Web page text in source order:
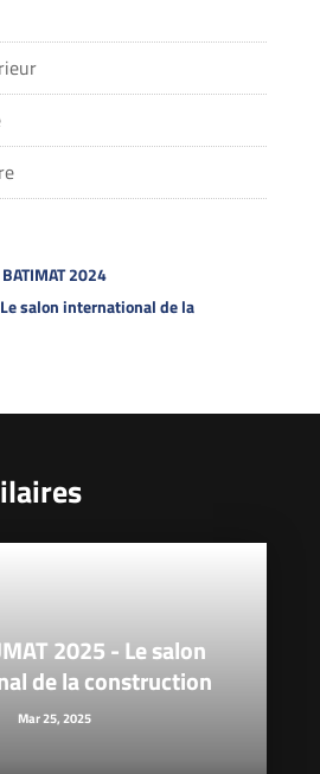
2024
salon international de la
2025 - Le salon
de la construction
Mar 25, 2025